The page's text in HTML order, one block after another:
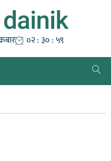
०२ : ३१ : ००